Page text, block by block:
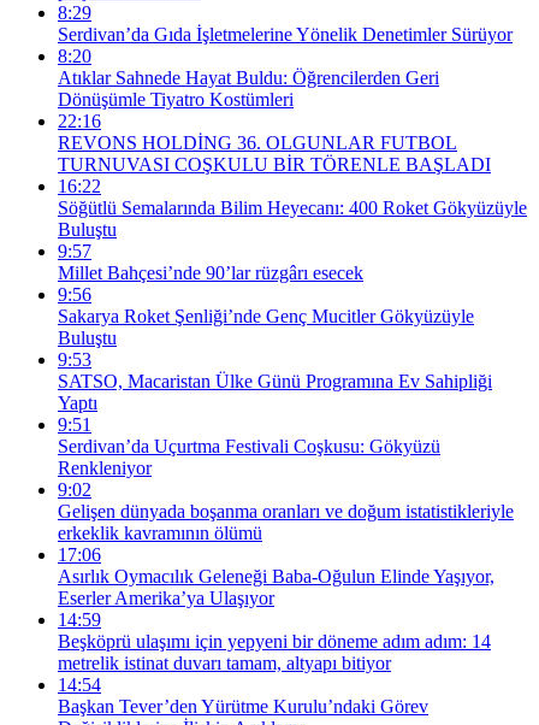
8:29
Serdivan’da Gıda İşletmelerine Yönelik Denetimler Sürüyor
8:20
Atıklar Sahnede Hayat Buldu: Öğrencilerden Geri
Dönüşümle Tiyatro Kostümleri
22:16
REVONS HOLDİNG 36. OLGUNLAR FUTBOL
TURNUVASI COŞKULU BİR TÖRENLE BAŞLADI
16:22
Söğütlü Semalarında Bilim Heyecanı: 400 Roket Gökyüzüyle
Buluştu
9:57
Millet Bahçesi’nde 90’lar rüzgârı esecek
9:56
Sakarya Roket Şenliği’nde Genç Mucitler Gökyüzüyle
Buluştu
9:53
SATSO, Macaristan Ülke Günü Programına Ev Sahipliği
Yaptı
9:51
Serdivan’da Uçurtma Festivali Coşkusu: Gökyüzü
Renkleniyor
9:02
Gelişen dünyada boşanma oranları ve doğum istatistikleriyle
erkeklik kavramının ölümü
17:06
Asırlık Oymacılık Geleneği Baba-Oğulun Elinde Yaşıyor,
Eserler Amerika’ya Ulaşıyor
14:59
Beşköprü ulaşımı için yepyeni bir döneme adım adım: 14
metrelik istinat duvarı tamam, altyapı bitiyor
14:54
Başkan Tever’den Yürütme Kurulu’ndaki Görev